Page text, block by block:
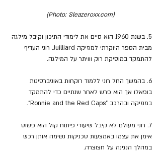
(Photo: Sleazeroxx.com)
5. בשנת 1960 הוא סיים את לימודי התיכון וקיבל מילגה
מבית הספר היוקרתי למוזיקה Juilliard. רוני העדיף
להתמקד במוסיקת רוק ווויתר על המילגה.
6. בהמשך החל רוני ללמוד רוקחות באוניברסיטת
בופאלו אך הוא פרש לאחר שנתיים כדי להתמקד
במוזיקה ובהרכב "Ronnie and the Red Caps".
7. רוני מעולם לא קיבל שיעורי פיתוח קול הוא פשוט
אימן את עצמו באמצעות טכניקות נשימה אותן רכש
במהלך הנגינה על חצוצרה.